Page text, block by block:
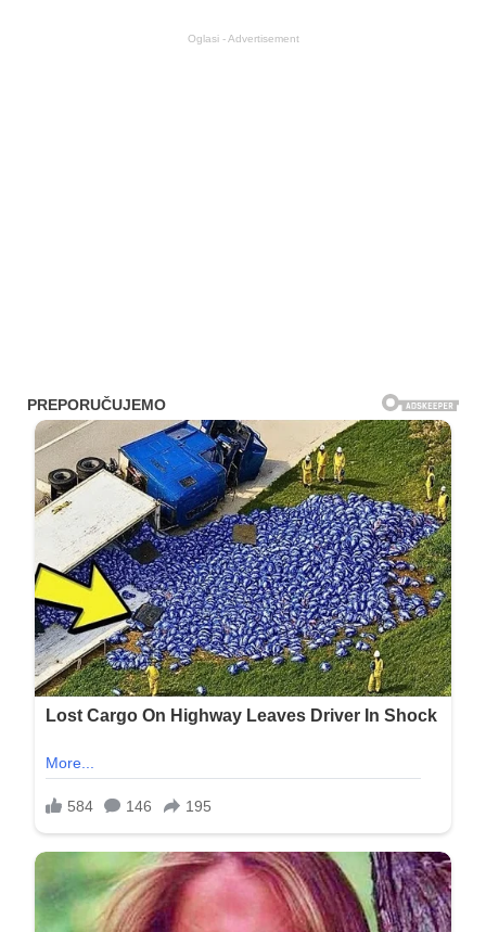
Oglasi - Advertisement